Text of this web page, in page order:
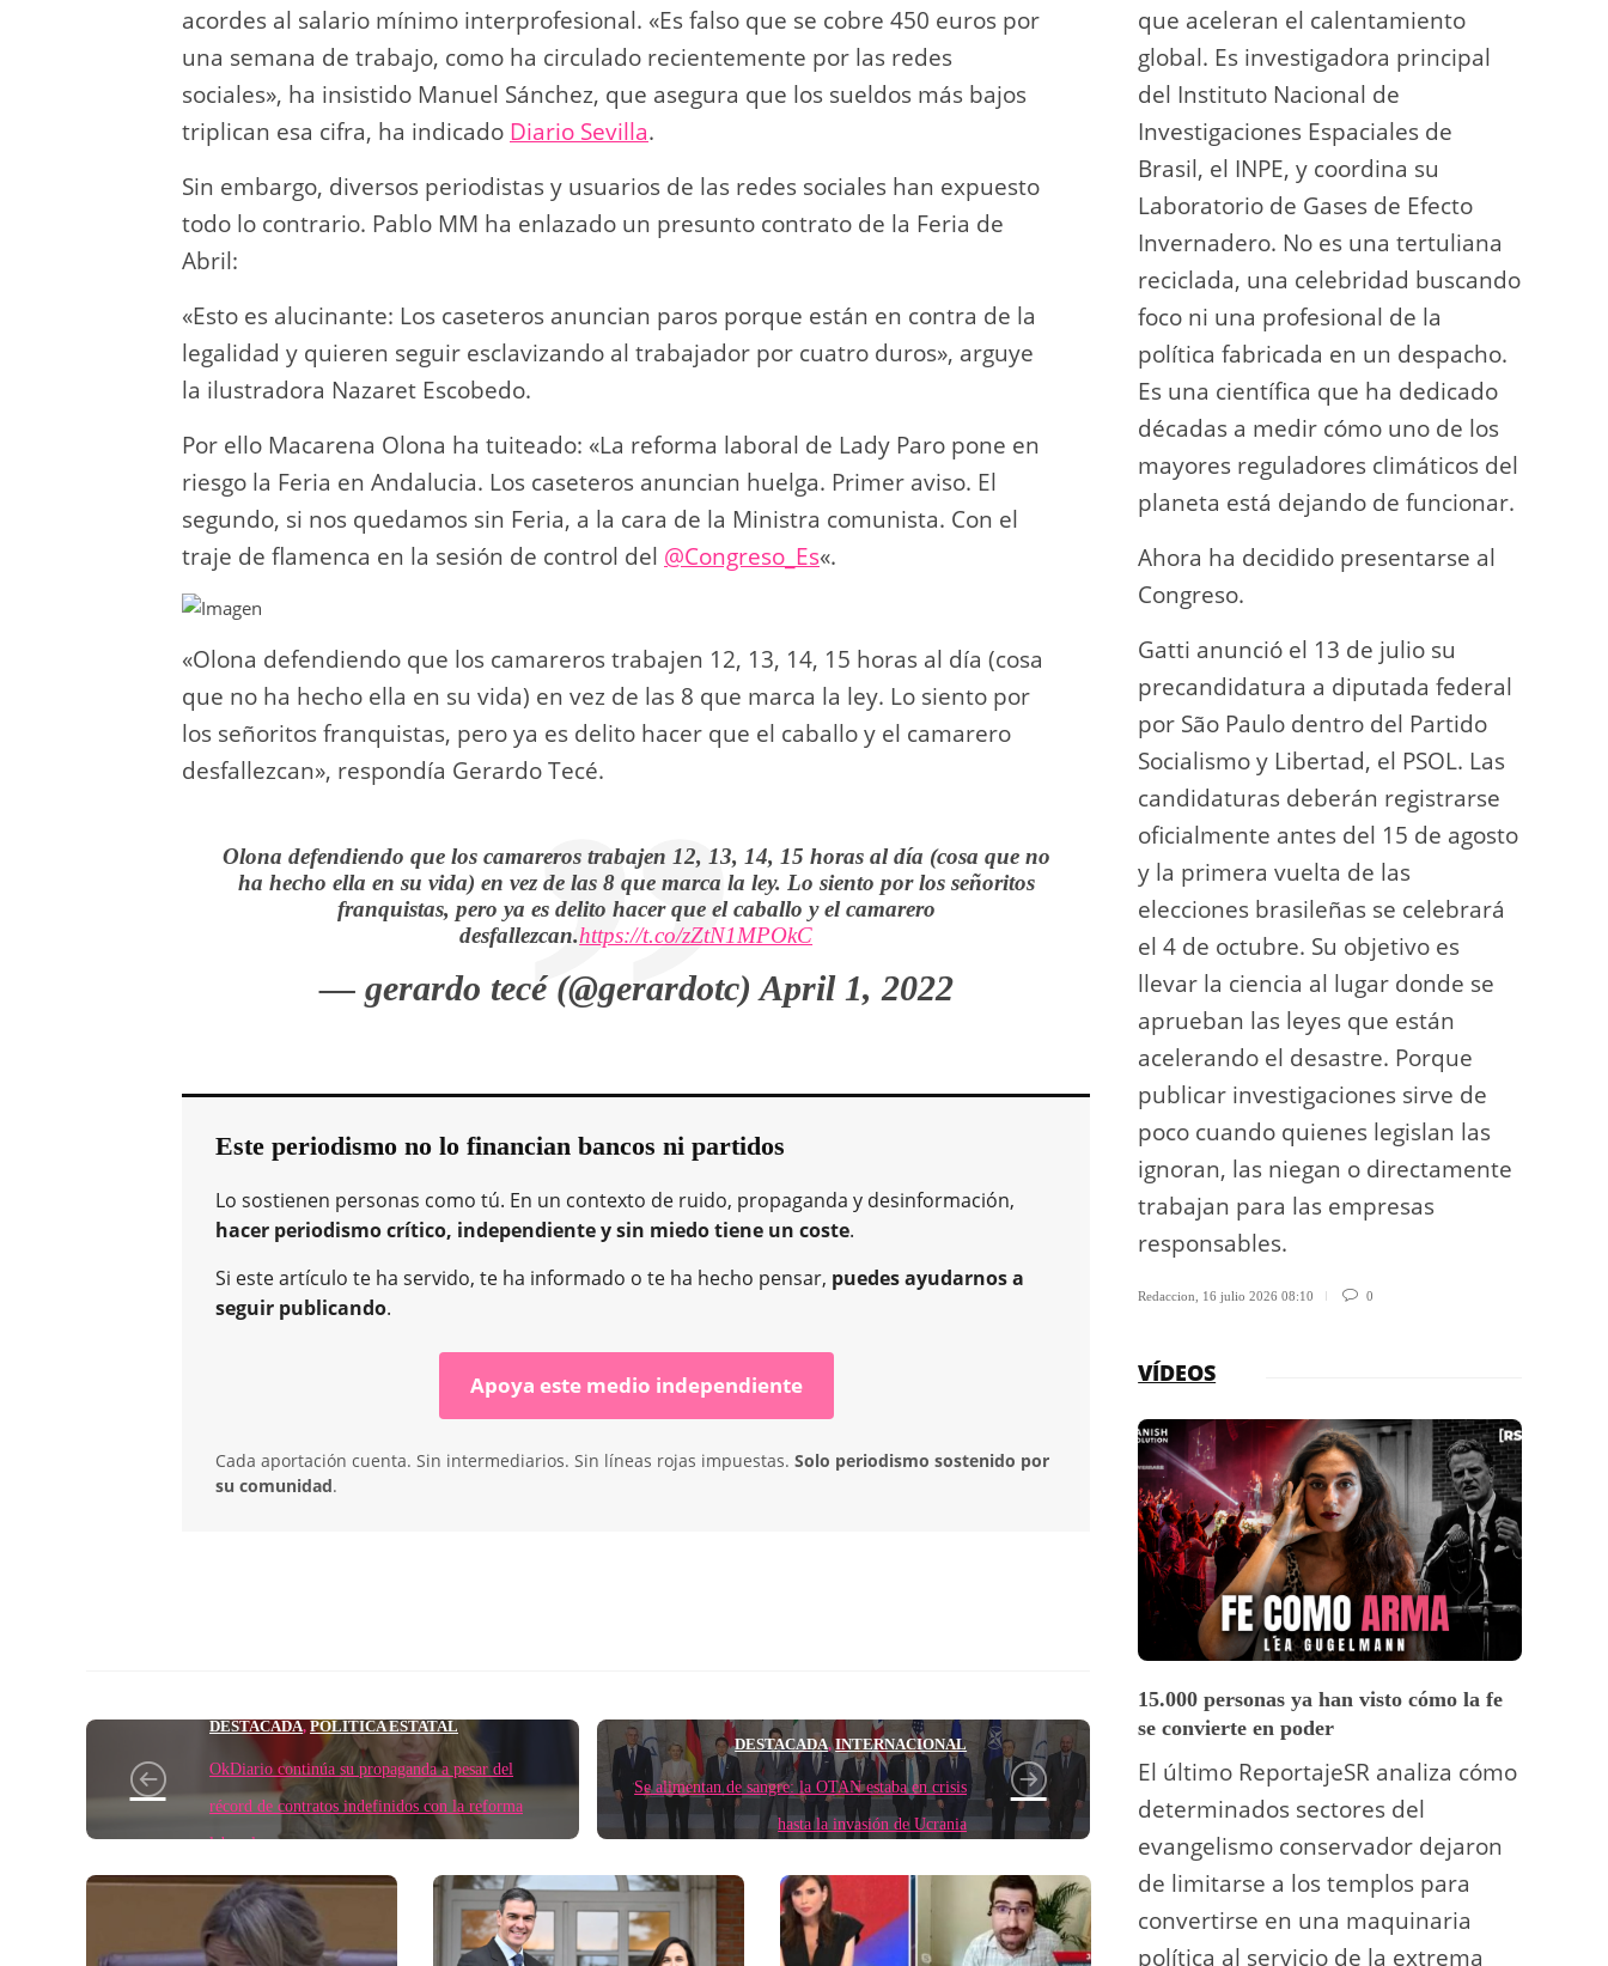
acordes al salario mínimo interprofesional. «Es falso que se cobre 450 euros por
una semana de trabajo, como ha circulado recientemente por las redes
sociales», ha insistido Manuel Sánchez, que asegura que los sueldos más bajos
triplican esa cifra, ha indicado Diario Sevilla.
Sin embargo, diversos periodistas y usuarios de las redes sociales han expuesto
todo lo contrario. Pablo MM ha enlazado un presunto contrato de la Feria de
Abril:
«Esto es alucinante: Los caseteros anuncian paros porque están en contra de la
legalidad y quieren seguir esclavizando al trabajador por cuatro duros», arguye
la ilustradora Nazaret Escobedo.
Por ello Macarena Olona ha tuiteado: «La reforma laboral de Lady Paro pone en
riesgo la Feria en Andalucia. Los caseteros anuncian huelga. Primer aviso. El
segundo, si nos quedamos sin Feria, a la cara de la Ministra comunista. Con el
traje de flamenca en la sesión de control del @Congreso_Es«.
«Olona defendiendo que los camareros trabajen 12, 13, 14, 15 horas al día (cosa
que no ha hecho ella en su vida) en vez de las 8 que marca la ley. Lo siento por
los señoritos franquistas, pero ya es delito hacer que el caballo y el camarero
desfallezcan», respondía Gerardo Tecé.
Olona defendiendo que los camareros trabajen 12, 13, 14, 15 horas al día (cosa que no
ha hecho ella en su vida) en vez de las 8 que marca la ley. Lo siento por los señoritos
franquistas, pero ya es delito hacer que el caballo y el camarero
desfallezcan.https://t.co/zZtN1MPOkC
— gerardo tecé (@gerardotc) April 1, 2022
Este periodismo no lo financian bancos ni partidos
Lo sostienen personas como tú. En un contexto de ruido, propaganda y desinformación,
hacer periodismo crítico, independiente y sin miedo tiene un coste.
Si este artículo te ha servido, te ha informado o te ha hecho pensar, puedes ayudarnos a
seguir publicando.
Apoya este medio independiente
Cada aportación cuenta. Sin intermediarios. Sin líneas rojas impuestas. Solo periodismo sostenido por
su comunidad.
DESTACADA,POLÍTICA ESTATAL
OkDiario continúa su propaganda a pesar del
récord de contratos indefinidos con la reforma
laboral
DESTACADA,INTERNACIONAL
Se alimentan de sangre: la OTAN estaba en crisis
hasta la invasión de Ucrania
que aceleran el calentamiento
global. Es investigadora principal
del Instituto Nacional de
Investigaciones Espaciales de
Brasil, el INPE, y coordina su
Laboratorio de Gases de Efecto
Invernadero. No es una tertuliana
reciclada, una celebridad buscando
foco ni una profesional de la
política fabricada en un despacho.
Es una científica que ha dedicado
décadas a medir cómo uno de los
mayores reguladores climáticos del
planeta está dejando de funcionar.
Ahora ha decidido presentarse al
Congreso.
Gatti anunció el 13 de julio su
precandidatura a diputada federal
por São Paulo dentro del Partido
Socialismo y Libertad, el PSOL. Las
candidaturas deberán registrarse
oficialmente antes del 15 de agosto
y la primera vuelta de las
elecciones brasileñas se celebrará
el 4 de octubre. Su objetivo es
llevar la ciencia al lugar donde se
aprueban las leyes que están
acelerando el desastre. Porque
publicar investigaciones sirve de
poco cuando quienes legislan las
ignoran, las niegan o directamente
trabajan para las empresas
responsables.
Redaccion 16 julio 2026 08:10 0
VÍDEOS
15.000 personas ya han visto cómo la fe
se convierte en poder
El último ReportajeSR analiza cómo
determinados sectores del
evangelismo conservador dejaron
de limitarse a los templos para
convertirse en una maquinaria
política al servicio de la extrema